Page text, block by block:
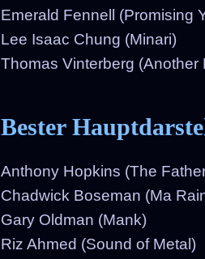
Emerald Fennell (Promising
Lee Isaac Chung (Minari)
Thomas Vinterberg (Another
Bester
Anthony Hopkins (The
Chadwick Boseman (Ma
Gary Oldman (Mank)
Riz Ahmed (Sound of Metal)